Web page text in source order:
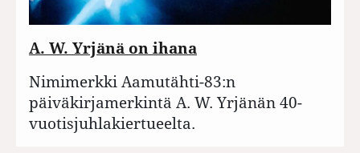
A. W. Yrjänä on ihana
Nimimerkki Aamutähti-83:n
päiväkirjamerkintä A. W. Yrjänän 40-
vuotisjuhlakiertueelta.